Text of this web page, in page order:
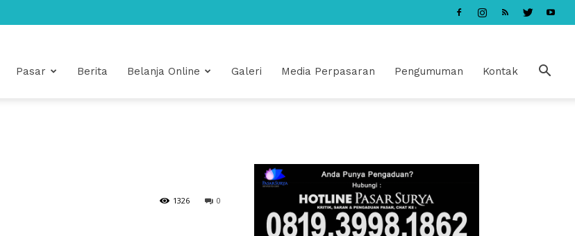
Pasar Berita Belanja Online Galeri Media Perpasaran Pengumuman Kontak
0
1326